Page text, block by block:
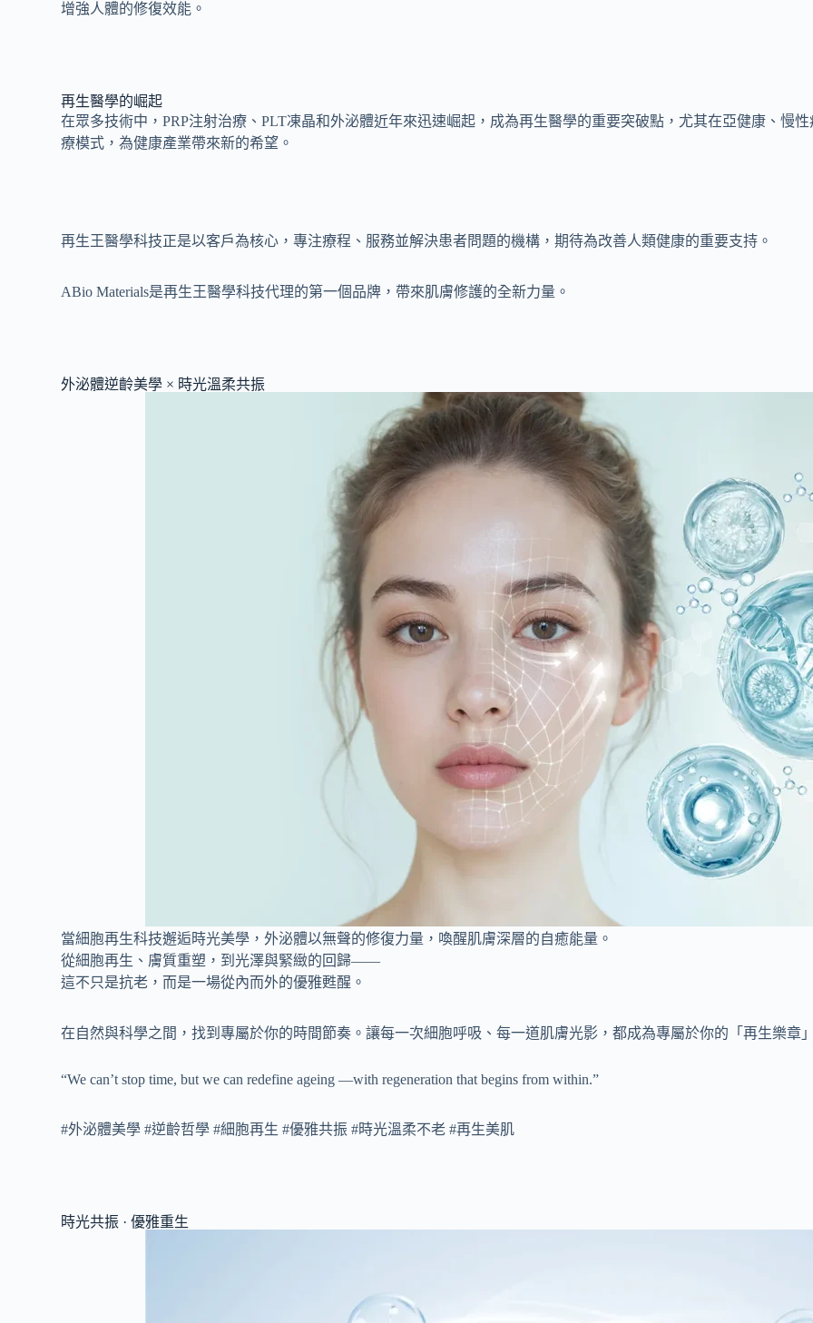
增強人體的修復效能。
再生醫學的崛起
在眾多技術中，PRP注射治療、PLT凍晶和外泌體近年來迅速崛起，成為再生醫學的重要突破點，尤其在亞健康、慢
療模式，為健康產業帶來新的希望。
再生王醫學科技正是以客戶為核心，專注療程、服務並解決患者問題的機構，期待為改善人類健康的重要支持。
ABio Materials是再生王醫學科技代理的第一個品牌，帶來肌膚修護的全新力量。
外泌體逆齡美學 × 時光溫柔共振
當細胞再生科技邂逅時光美學，外泌體以無聲的修復力量，喚醒肌膚深層的自癒能量。
從細胞再生、膚質重塑，到光澤與緊緻的回歸——
這不只是抗老，而是一場從內而外的優雅甦醒。
在自然與科學之間，找到專屬於你的時間節奏。讓每一次細胞呼吸、每一道肌膚光影，都成為專屬於你的「再生樂章
“We can’t stop time, but we can redefine ageing —with regeneration that begins from within.”
#外泌體美學 #逆齡哲學 #細胞再生 #優雅共振 #時光溫柔不老 #再生美肌
時光共振 · 優雅重生